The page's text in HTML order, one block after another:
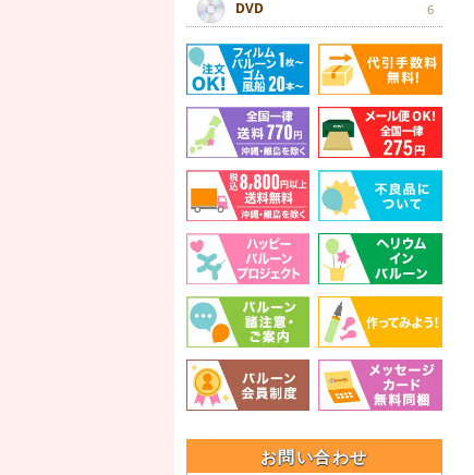
DVD 6
お問い合わせ